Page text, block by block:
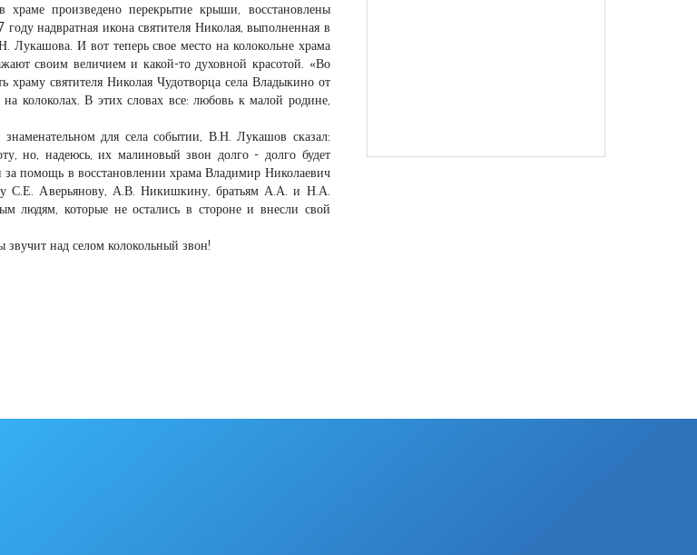
произведено перекрытие крыши, восстановлены
надвратная икона святителя Николая, выполненная в
Лукашова. И вот теперь свое место на колокольне храма
своим величием и какой-то духовной красотой. «Во
святителя Николая Чудотворца села Владыкино от
колоколах. В этих словах все: любовь к малой родине,
для села событии, В.Н. Лукашов сказал:
но, надеюсь, их малиновый звон долго - долго будет
за помощь в восстановлении храма Владимир Николаевич
С.Е. Аверьянову, А.В. Никишкину, братьям А.А. и Н.А.
людям, которые не остались в стороне и внесли свой
над селом колокольный звон!